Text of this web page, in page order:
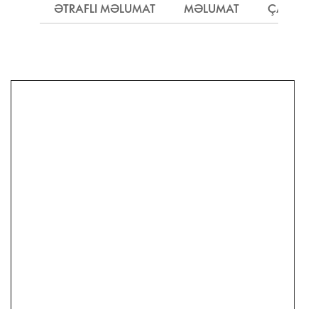
ƏTRAFLI MƏLUMAT MƏLUMAT